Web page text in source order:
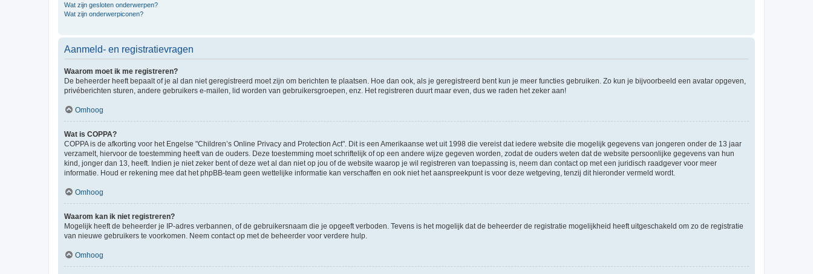
Wat zijn gesloten onderwerpen?
Wat zijn onderwerpiconen?
Aanmeld- en registratievragen
Waarom moet ik me registreren?
De beheerder heeft bepaalt of je al dan niet geregistreerd moet zijn om berichten te plaatsen. Hoe dan ook, als je geregistreerd bent kun je meer functies gebruiken. Zo kun je bijvoorbeeld een avatar opgeven,
privéberichten sturen, andere gebruikers e-mailen, lid worden van gebruikersgroepen, enz. Het registreren duurt maar even, dus we raden het zeker aan!
Omhoog
Wat is COPPA?
COPPA is de afkorting voor het Engelse "Children’s Online Privacy and Protection Act". Dit is een Amerikaanse wet uit 1998 die vereist dat iedere website die mogelijk gegevens van jongeren onder de 13 jaar
verzamelt, hiervoor de toestemming heeft van de ouders. Deze toestemming moet schriftelijk of op een andere wijze gegeven worden, zodat de ouders weten dat de website persoonlijke gegevens van hun
kind, jonger dan 13, heeft. Indien je niet zeker bent of deze wet al dan niet op jou of de website waarop je wil registreren van toepassing is, neem dan contact op met een juridisch raadgever voor meer
informatie. Houd er rekening mee dat het phpBB-team geen wettelijke informatie kan verschaffen en ook niet het aanspreekpunt is voor deze wetgeving, tenzij dit hieronder vermeld wordt.
Omhoog
Waarom kan ik niet registreren?
Mogelijk heeft de beheerder je IP-adres verbannen, of de gebruikersnaam die je opgeeft verboden. Tevens is het mogelijk dat de beheerder de registratie mogelijkheid heeft uitgeschakeld om zo de registratie
van nieuwe gebruikers te voorkomen. Neem contact op met de beheerder voor verdere hulp.
Omhoog